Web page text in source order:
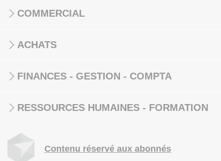
COMMERCIAL
ACHATS
FINANCES - GESTION - COMPTA
RESSOURCES HUMAINES - FORMATION
Contenu réservé aux abonnés